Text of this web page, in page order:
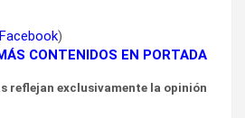
Facebook)
CONTENIDOS EN PORTADA
reflejan exclusivamente la opinión